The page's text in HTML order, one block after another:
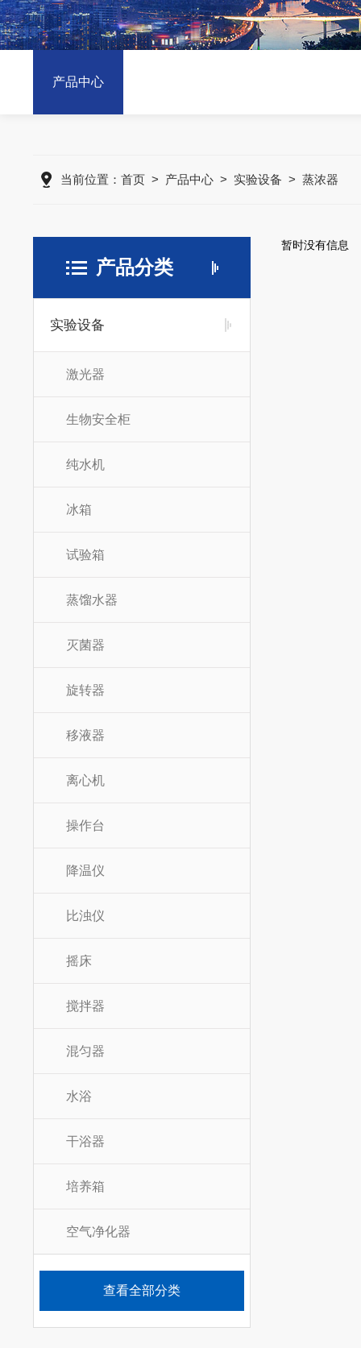
产品中心
当前位置： 首页> 产品中心> 实验设备 > 蒸浓器
产品分类
实验设备
激光器
生物安全柜
纯水机
冰箱
试验箱
蒸馏水器
灭菌器
旋转器
移液器
离心机
操作台
降温仪
比浊仪
摇床
搅拌器
混匀器
水浴
干浴器
培养箱
空气净化器
查看全部分类
暂时没有信息